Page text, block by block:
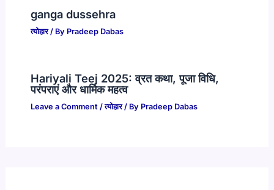
ganga dussehra
त्योहार/ By Pradeep Dabas
Hariyali Teej 2025: व्रत कथा, पूजा विधि,
परंपराएं और धार्मिक महत्व
Leave a Comment /त्योहार/ By Pradeep Dabas